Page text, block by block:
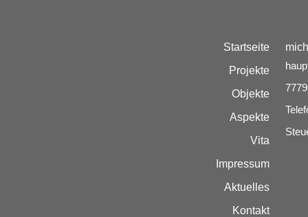
Startseite
Projekte
Objekte
Aspekte
Vita
Impressum
Aktuelles
Kontakt